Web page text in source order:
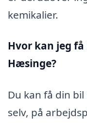
kemikalier.
Hvor kan jeg
Hæsinge?
Du kan få din
selv, på